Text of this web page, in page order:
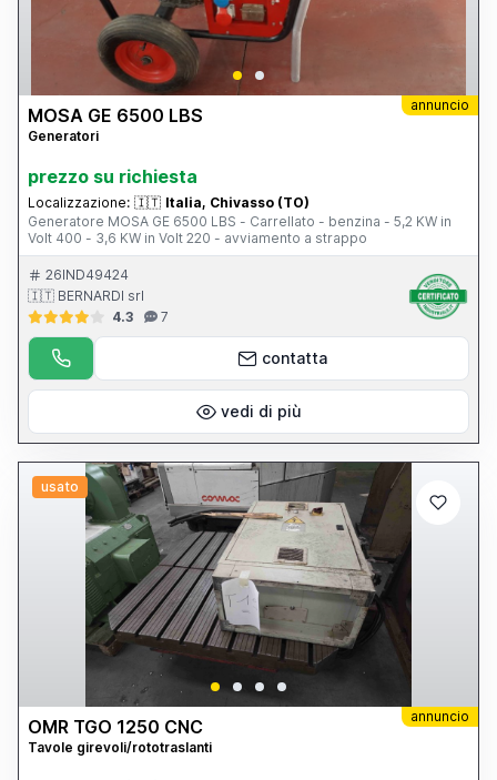
annuncio
MOSA GE 6500 LBS
Generatori
prezzo su richiesta
Localizzazione: 🇮🇹 Italia, Chivasso (TO)
Generatore MOSA GE 6500 LBS - Carrellato - benzina - 5,2 KW in
Volt 400 - 3,6 KW in Volt 220 - avviamento a strappo
26IND49424
🇮🇹 BERNARDI srl
4.3
7
contatta
vedi di più
usato
annuncio
OMR TGO 1250 CNC
Tavole girevoli/rototraslanti